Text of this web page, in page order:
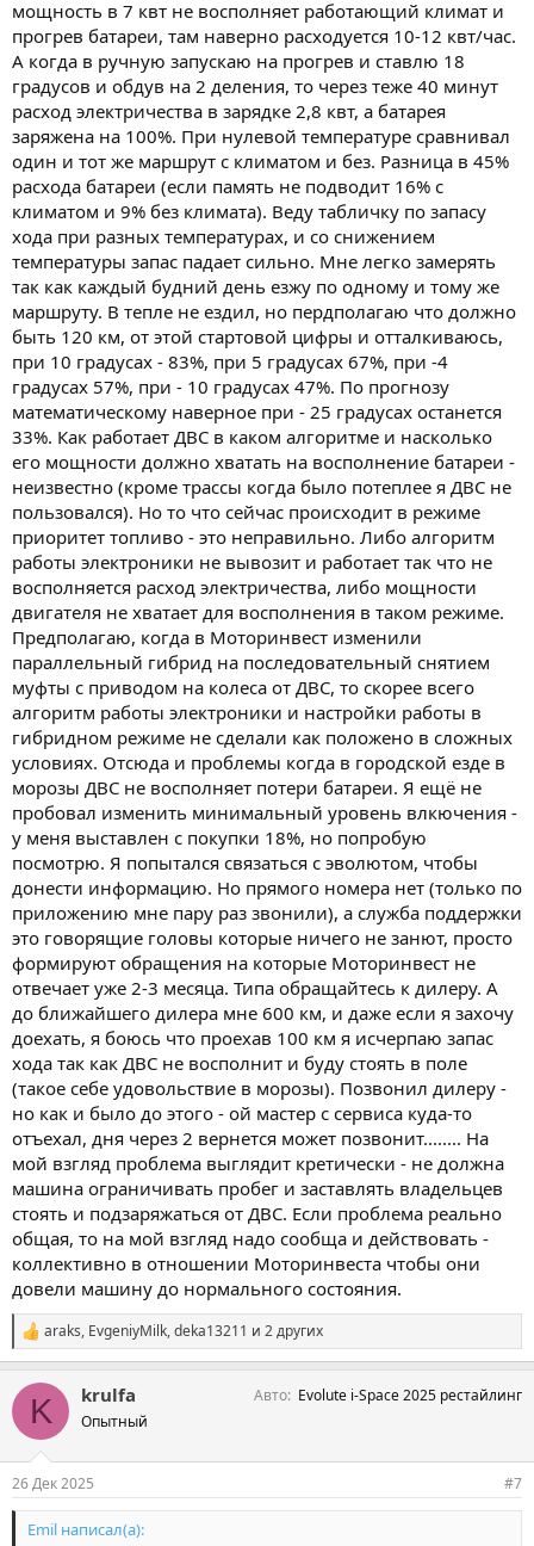
мощность в 7 квт не восполняет работающий климат и
прогрев батареи, там наверно расходуется 10-12 квт/час.
А когда в ручную запускаю на прогрев и ставлю 18
градусов и обдув на 2 деления, то через теже 40 минут
расход электричества в зарядке 2,8 квт, а батарея
заряжена на 100%. При нулевой температуре сравнивал
один и тот же маршрут с климатом и без. Разница в 45%
расхода батареи (если память не подводит 16% с
климатом и 9% без климата). Веду табличку по запасу
хода при разных температурах, и со снижением
температуры запас падает сильно. Мне легко замерять
так как каждый будний день езжу по одному и тому же
маршруту. В тепле не ездил, но пердполагаю что должно
быть 120 км, от этой стартовой цифры и отталкиваюсь,
при 10 градусах - 83%, при 5 градусах 67%, при -4
градусах 57%, при - 10 градусах 47%. По прогнозу
математическому наверное при - 25 градусах останется
33%. Как работает ДВС в каком алгоритме и насколько
его мощности должно хватать на восполнение батареи -
неизвестно (кроме трассы когда было потеплее я ДВС не
пользовался). Но то что сейчас происходит в режиме
приоритет топливо - это неправильно. Либо алгоритм
работы электроники не вывозит и работает так что не
восполняется расход электричества, либо мощности
двигателя не хватает для восполнения в таком режиме.
Предполагаю, когда в Моторинвест изменили
параллельный гибрид на последовательный снятием
муфты с приводом на колеса от ДВС, то скорее всего
алгоритм работы электроники и настройки работы в
гибридном режиме не сделали как положено в сложных
условиях. Отсюда и проблемы когда в городской езде в
морозы ДВС не восполняет потери батареи. Я ещё не
пробовал изменить минимальный уровень влкючения -
у меня выставлен с покупки 18%, но попробую
посмотрю. Я попытался связаться с эволютом, чтобы
донести информацию. Но прямого номера нет (только по
приложению мне пару раз звонили), а служба поддержки
это говорящие головы которые ничего не занют, просто
формируют обращения на которые Моторинвест не
отвечает уже 2-3 месяца. Типа обращайтесь к дилеру. А
до ближайшего дилера мне 600 км, и даже если я захочу
доехать, я боюсь что проехав 100 км я исчерпаю запас
хода так как ДВС не восполнит и буду стоять в поле
(такое себе удовольствие в морозы). Позвонил дилеру -
но как и было до этого - ой мастер с сервиса куда-то
отъехал, дня через 2 вернется может позвонит........ На
мой взгляд проблема выглядит кретически - не должна
машина ограничивать пробег и заставлять владельцев
стоять и подзаряжаться от ДВС. Если проблема реально
общая, то на мой взгляд надо сообща и действовать -
коллективно в отношении Моторинвеста чтобы они
довели машину до нормального состояния.
С
и
п
т
:
araks, EvgeniyMilk,deka13211 и 2 других
K krulfa
Опытный
Авто Evolute i-Space 2025 рестайлинг
26 Дек 2025 #7
Emil написал(а):